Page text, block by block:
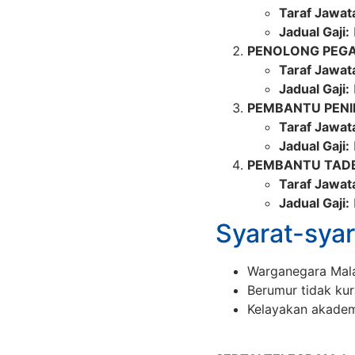
Taraf
Jadual Gaji:
PENOLONG
Taraf
Jadual Gaji:
PEMBANTU
Taraf
Jadual Gaji:
PEMBANTU
Taraf
Jadual Gaji:
Syarat-
Warganegara
Berumur tidak
Kelayakan